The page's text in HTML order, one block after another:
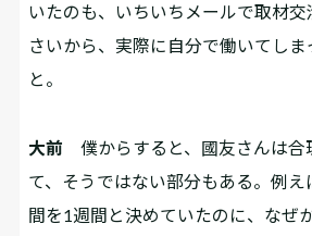
いたのも、いちいちメールで取材交
さいから、実際に自分で働いてしま
と。
大前 僕からすると、國友さんは合
て、そうではない部分もある。例え
間を1週間と決めていたのに、なぜ